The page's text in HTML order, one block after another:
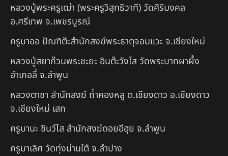
หลวงปู่พระครูเฒ่า (พระครูวิสุทธิวาที) วัดศิริมงคล
อ.ศรีเทพ จ.เพชรบูรณ์
ครูบาออ ปัณฑิต๊ะสำนักสงฆ์พระธาตุจอมแวะ จ.เชียงใหม่
หลวงปู่สยาก๊วนพระชะยะ อินต๊ะวังโส วัดพระบาทผาผึ้ง
อำเภอลี้ จ.ลำพูน
หลวงตาชา สำนักสงฆ์ ถ้ำคองหลู ต.เชียงดาว อ.เชียงดาว
จ.เชียงใหม่ เสก
ครูบานะ ชินวํโส สำนักสงฆ์ดอยอีฮุย จ.ลำพูน
ครูบาเลิศ วัดทุ่งม่านใต้ จ.ลำปาง